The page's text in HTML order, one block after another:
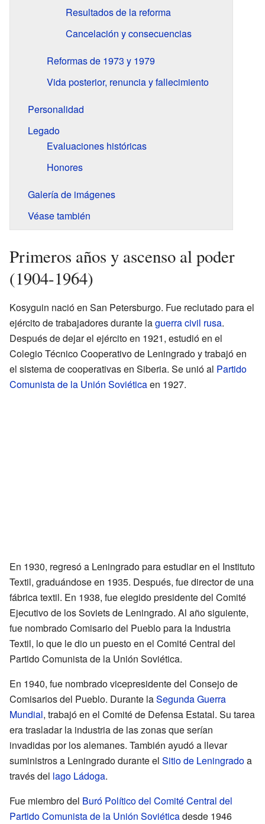
Resultados de la reforma
Cancelación y consecuencias
Reformas de 1973 y 1979
Vida posterior, renuncia y fallecimiento
Personalidad
Legado
Evaluaciones históricas
Honores
Galería de imágenes
Véase también
Primeros años y ascenso al poder
(1904-1964)
Kosyguin nació en San Petersburgo. Fue reclutado para el
ejército de trabajadores durante laguerra civil rusa.
Después de dejar el ejército en 1921, estudió en el
Colegio Técnico Cooperativo de Leningrado y trabajó en
el sistema de cooperativas en Siberia. Se unió al Partido
Comunista de la Unión Soviéticaen 1927.
En 1930, regresó a Leningrado para estudiar en el Instituto
Textil, graduándose en 1935. Después, fue director de una
fábrica textil. En 1938, fue elegido presidente del Comité
Ejecutivo de los Soviets de Leningrado. Al año siguiente,
fue nombrado Comisario del Pueblo para la Industria
Textil, lo que le dio un puesto en el Comité Central del
Partido Comunista de la Unión Soviética.
En 1940, fue nombrado vicepresidente del Consejo de
Comisarios del Pueblo. Durante laSegunda Guerra
Mundial, trabajó en el Comité de Defensa Estatal. Su tarea
era trasladar la industria de las zonas que serían
invadidas por los alemanes. También ayudó a llevar
suministros a Leningrado durante el Sitio de Leningradoa
través del lago Ládoga.
Fue miembro del Buró Político del Comité Central del
Partido Comunista de la Unión Soviéticadesde 1946